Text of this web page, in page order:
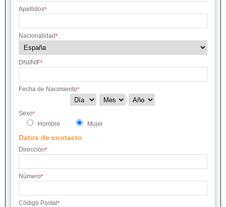
Apellidos*
Nacionalidad*
DNI/NIF*
Fecha de Nacimiento*
Sexo*
Hombre Mujer
Datos de contacto
Dirección*
Número*
Código Postal *